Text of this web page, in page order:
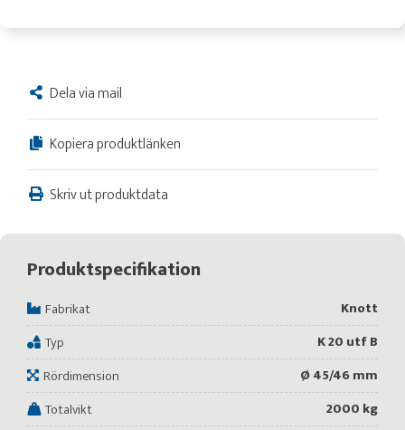
Dela via mail
Kopiera produktlänken
Skriv ut produktdata
Produktspecifikation
Fabrikat
Knott
Typ
K 20 utf B
Rördimension
Ø 45/46 mm
Totalvikt
2000 kg